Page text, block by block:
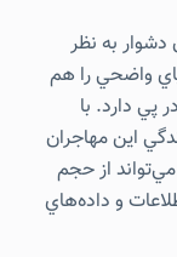
به نظر
واضحي را هم
پي دارد. با
اين مهاجران
از حجم
و داده‌هاي